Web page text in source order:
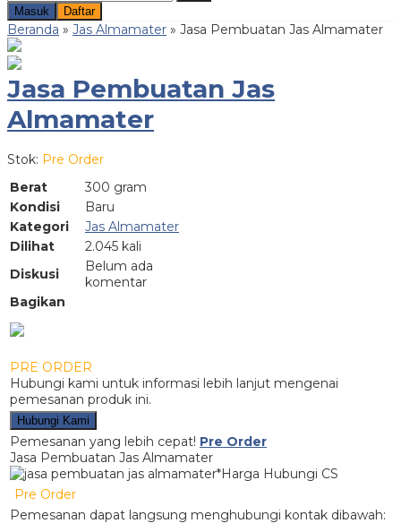
Masuk
Daftar
Beranda » Jas Almamater » Jasa Pembuatan Jas Almamater
Jasa Pembuatan Jas
Almamater
Stok: Pre Order
Berat
300 gram
Kondisi
Baru
Kategori
Jas Almamater
Dilihat
2.045 kali
Diskusi
Belum ada
komentar
Bagikan
PRE ORDER
Hubungi kami untuk informasi lebih lanjut mengenai
pemesanan produk ini.
Hubungi Kami
Pemesanan yang lebih cepat! Pre Order
Jasa Pembuatan Jas Almamater
*Harga Hubungi CS
Pre Order
Pemesanan dapat langsung menghubungi kontak dibawah: